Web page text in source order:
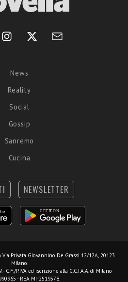
News
Reality
Social
Gossip
Sanremo
Cucina
NEWSLETTER
Privata Giovannino De Grassi 12/12A, 20123
Milano.
- C.F./P.IVA ed iscrizione alla C.C.I.A.A. di Milano
- REA MI-2519578.